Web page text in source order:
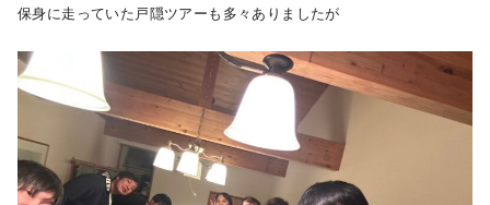
保身に走っていた戸隠ツアーも多々ありましたが